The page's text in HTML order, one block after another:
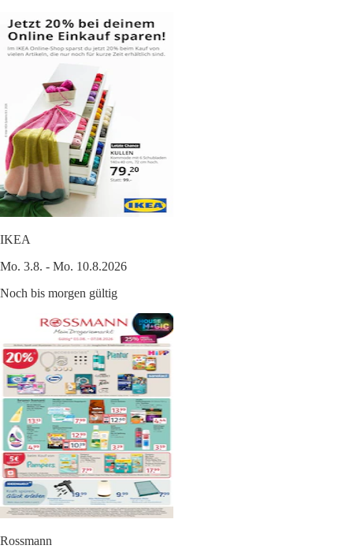
IKEA
Mo. 3.8. - Mo. 10.8.2026
Noch bis morgen gültig
Rossmann